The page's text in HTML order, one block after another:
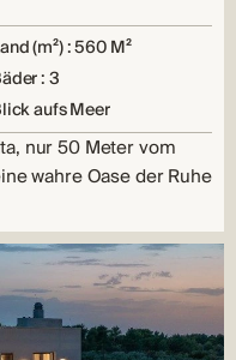
(m²) : 560 M²
: 3
aufs Meer
nur 50 Meter vom
wahre Oase der Ruhe